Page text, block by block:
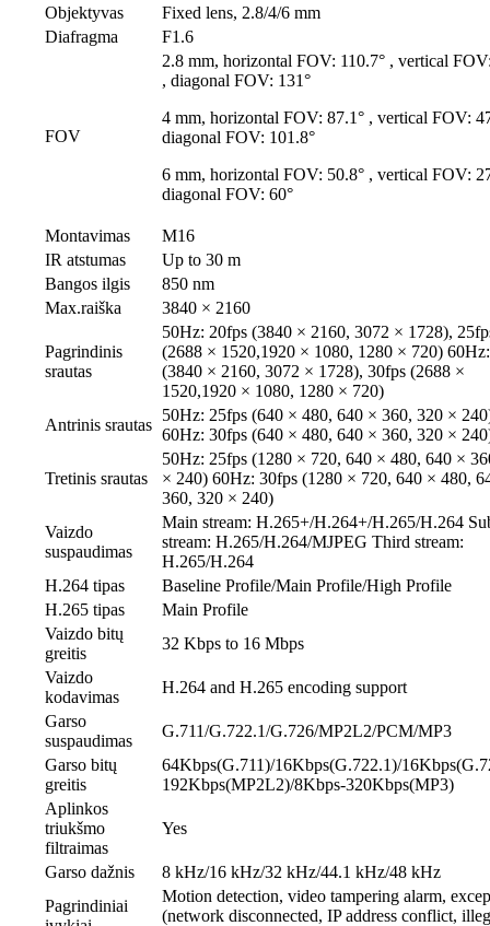
Objektyvas
Fixed lens, 2.8/4/6 mm
Diafragma
F1.6
FOV
2.8 mm, horizontal FOV: 110.7° , vertical
, diagonal FOV: 131°
4 mm, horizontal FOV: 87.1° , vertical FOV:
diagonal FOV: 101.8°
6 mm, horizontal FOV: 50.8° , vertical FOV:
diagonal FOV: 60°
Montavimas
M16
IR atstumas
Up to 30 m
Bangos ilgis
850 nm
Max.raiška
3840 × 2160
Pagrindinis
srautas
50Hz: 20fps (3840 × 2160, 3072 × 1728),
(2688 × 1520,1920 × 1080, 1280 × 720)
(3840 × 2160, 3072 × 1728), 30fps (2688 ×
1520,1920 × 1080, 1280 × 720)
Antrinis srautas
50Hz: 25fps (640 × 480, 640 × 360, 320 ×
60Hz: 30fps (640 × 480, 640 × 360, 320 ×
Tretinis srautas
50Hz: 25fps (1280 × 720, 640 × 480, 640 ×
× 240) 60Hz: 30fps (1280 × 720, 640 × 480,
360, 320 × 240)
Vaizdo
suspaudimas
Main stream: H.265+/H.264+/H.265/H.264
stream: H.265/H.264/MJPEG Third stream:
H.265/H.264
H.264 tipas
Baseline Profile/Main Profile/High Profile
H.265 tipas
Main Profile
Vaizdo bitų
greitis
32 Kbps to 16 Mbps
Vaizdo
kodavimas
H.264 and H.265 encoding support
Garso
suspaudimas
G.711/G.722.1/G.726/MP2L2/PCM/MP3
Garso bitų
greitis
64Kbps(G.711)/16Kbps(G.722.1)/
192Kbps(MP2L2)/8Kbps-320Kbps(MP3)
Aplinkos
triukšmo
filtraimas
Yes
Garso dažnis
8 kHz/16 kHz/32 kHz/44.1 kHz/48 kHz
Pagrindiniai
Motion detection, video tampering alarm,
(network disconnected, IP address conflict,